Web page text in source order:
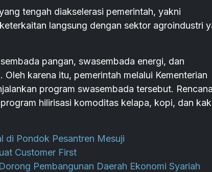
tengah diakselerasi pemerintah, yakni
langsung dengan sektor agroindustri
pangan, swasembada energi, dan
karena itu, pemerintah melalui Kementerian
program swasembada tersebut. Rencana
hilirisasi komoditas kelapa, kopi, dan
di Pondok Pesantren Mesuji
Customer First
Pembangunan Daerah Ekonomi Syariah